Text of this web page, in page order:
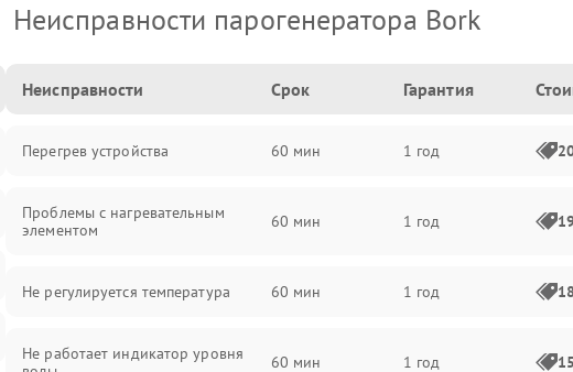
Неисправности парогенератора Bork
Неисправности Срок Гарантия
Перегрев устройства 60 мин 1 год
Проблемы с нагревательным
элементом
60 мин 1 год
Не регулируется температура 60 мин 1 год
Не работает индикатор уровня
60 мин 1 год